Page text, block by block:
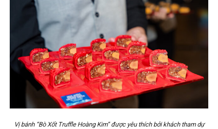
Vị bánh “Bò Xốt Truffle Hoàng Kim” được yêu thích bởi khách tham dự